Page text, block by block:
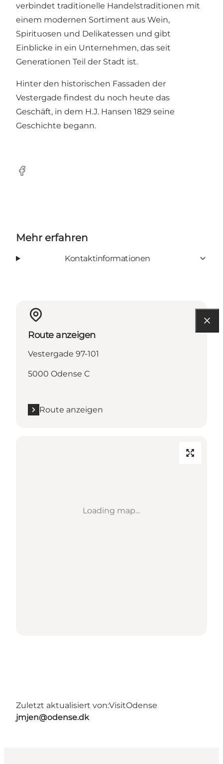
verbindet traditionelle Handelstraditionen mit
einem modernen Sortiment aus Wein,
Spirituosen und Delikatessen und gibt
Einblicke in ein Unternehmen, das seit
Generationen Teil der Stadt ist.
Hinter den historischen Fassaden der
Vestergade findest du noch heute das
Geschäft, in dem H.J. Hansen 1829 seine
Geschichte begann.
Facebook
Mehr erfahren
Kontaktinformationen
Route anzeigen
Vestergade 97-101
5000 Odense C
Route anzeigen
Loading map...
Zuletzt aktualisiert von:VisitOdense
jmjen@odense.dk